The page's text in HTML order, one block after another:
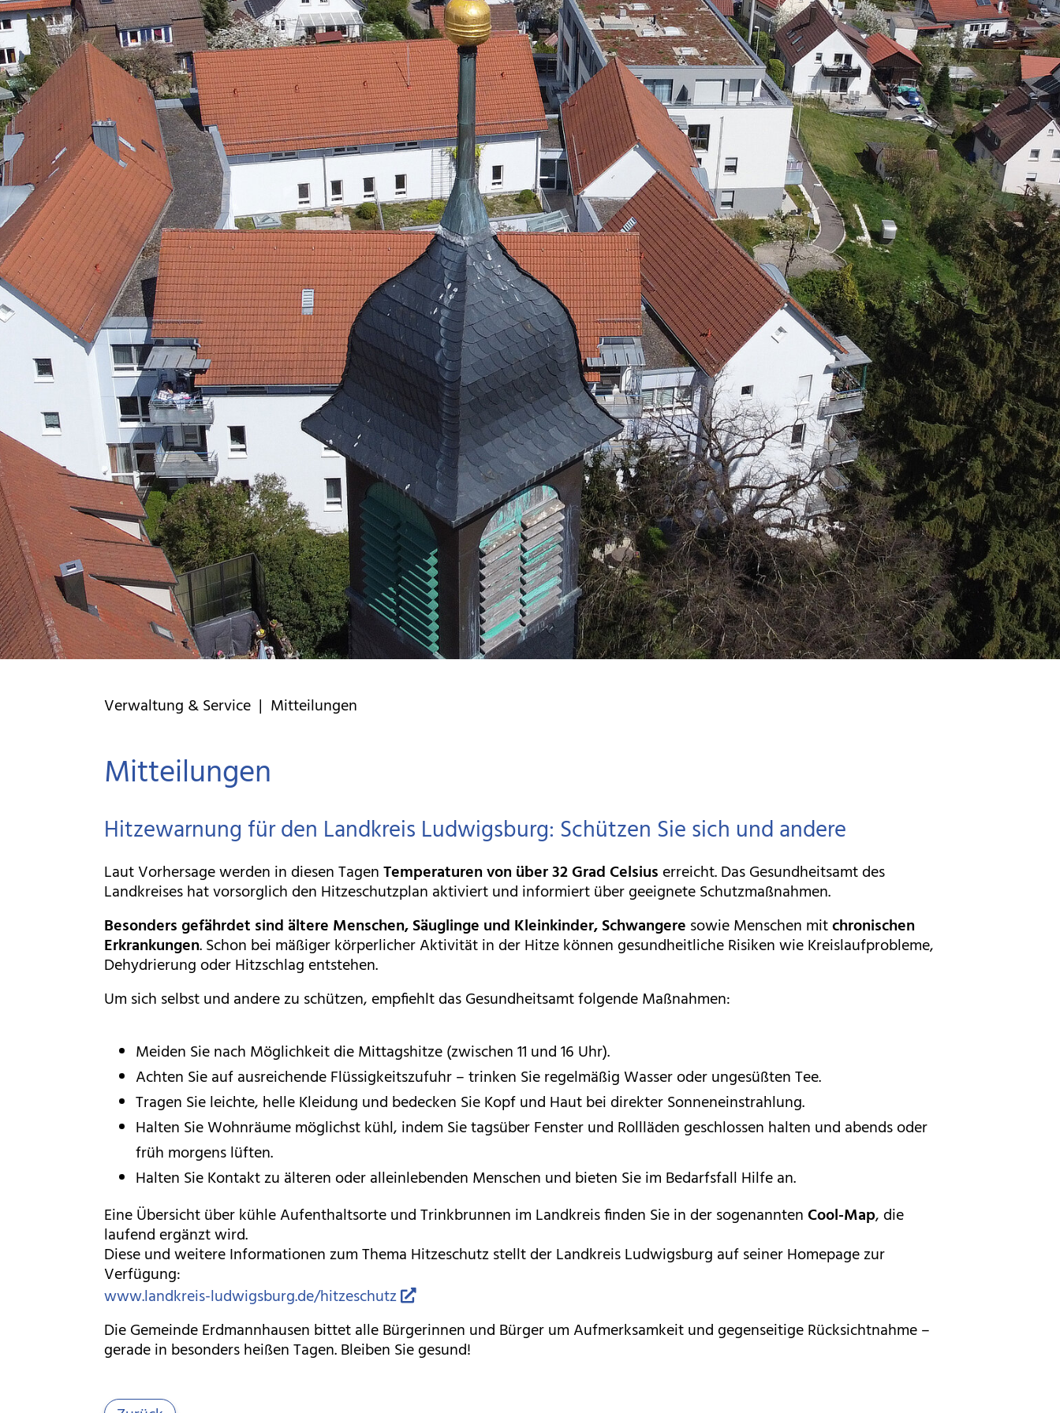
Verwaltung & Service | Mitteilungen
Mitteilungen
Hitzewarnung für den Landkreis Ludwigsburg: Schützen Sie sich und andere
Laut Vorhersage werden in diesen TagenTemperaturen von über 32 Grad Celsiuserreicht. Das Gesundheitsamt des
Landkreises hat vorsorglich den Hitzeschutzplan aktiviert und informiert über geeignete Schutzmaßnahmen.
Besonders gefährdet sindältere Menschen, Säuglinge und Kleinkinder, Schwangere sowie Menschen mitchronischen
Erkrankungen. Schon bei mäßiger körperlicher Aktivität in der Hitze können gesundheitliche Risiken wie Kreislaufprobleme,
Dehydrierung oder Hitzschlag entstehen.
Um sich selbst und andere zu schützen, empfiehlt das Gesundheitsamt folgende Maßnahmen:
Meiden Sie nach Möglichkeit die Mittagshitze (zwischen 11 und 16 Uhr).
Achten Sie auf ausreichende Flüssigkeitszufuhr – trinken Sie regelmäßig Wasser oder ungesüßten Tee.
Tragen Sie leichte, helle Kleidung und bedecken Sie Kopf und Haut bei direkter Sonneneinstrahlung.
Halten Sie Wohnräume möglichst kühl, indem Sie tagsüber Fenster und Rollläden geschlossen halten und abends oder
früh morgens lüften.
Halten Sie Kontakt zu älteren oder alleinlebenden Menschen und bieten Sie im Bedarfsfall Hilfe an.
Eine Übersicht über kühle Aufenthaltsorte und Trinkbrunnen im Landkreis finden Sie in der sogenanntenCool-Map, die
laufend ergänzt wird.
Diese und weitere Informationen zum Thema Hitzeschutz stellt der Landkreis Ludwigsburg auf seiner Homepage zur
Verfügung:
www.landkreis-ludwigsburg.de/hitzeschutz
Die Gemeinde Erdmannhausen bittet alle Bürgerinnen und Bürger um Aufmerksamkeit und gegenseitige Rücksichtnahme –
gerade in besonders heißen Tagen. Bleiben Sie gesund!